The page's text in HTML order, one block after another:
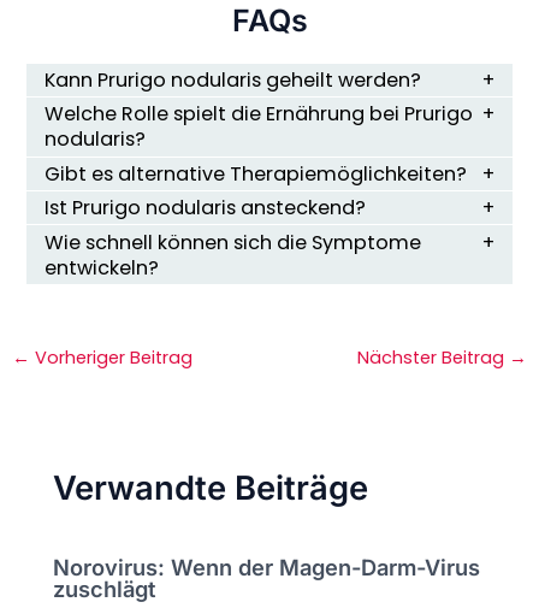
FAQs
Kann Prurigo nodularis geheilt werden?
Welche Rolle spielt die Ernährung bei Prurigo
nodularis?
Gibt es alternative Therapiemöglichkeiten?
Ist Prurigo nodularis ansteckend?
Wie schnell können sich die Symptome
entwickeln?
← Vorheriger Beitrag Nächster Beitrag →
Verwandte Beiträge
Norovirus: Wenn der Magen-Darm-Virus
zuschlägt